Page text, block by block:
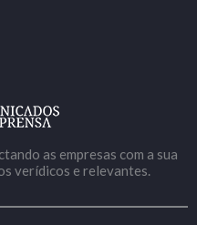
as empresas com a sua
verídicos e relevantes.